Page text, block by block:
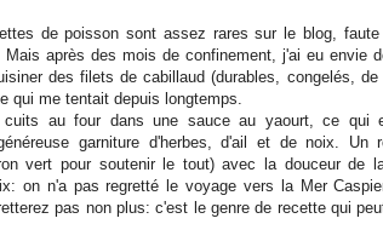
de poisson sont assez rares sur le blog, faute
Mais après des mois de confinement, j'ai eu envie
des filets de cabillaud (durables, congelés,
qui me tentait depuis longtemps.
au four dans une sauce au yaourt, ce qui
garniture d'herbes, d'ail et de noix. Un
vert pour soutenir le tout) avec la douceur de
on n'a pas regretté le voyage vers la Mer
pas non plus: c'est le genre de recette qui